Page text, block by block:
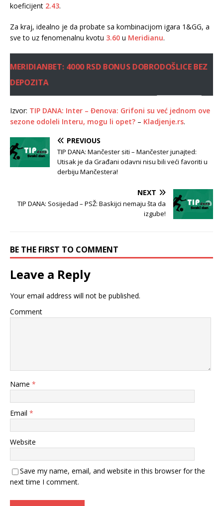
koeficijent 2.43.
Za kraj, idealno je da probate sa kombinacijom igara 1&GG, a
sve to uz fenomenalnu kvotu 3.60 u Meridianu.
MERIDIANBET: 4000 RSD BONUS DOBRODOŠLICE BEZ
DEPOZITA
Izvor: TIP DANA: Inter – Đenova: Grifoni su već jednom ove
sezone odoleli Interu, mogu li opet? – Kladjenje.rs.
PREVIOUS
TIP DANA: Mančester siti – Mančester junajted:
Utisak je da Građani odavni nisu bili veći favoriti u
derbiju Mančestera!
NEXT
TIP DANA: Sosijedad – PSŽ: Baskijci nemaju šta da
izgube!
BE THE FIRST TO COMMENT
Leave a Reply
Your email address will not be published.
Comment
Name *
Email *
Website
Save my name, email, and website in this browser for the
next time I comment.